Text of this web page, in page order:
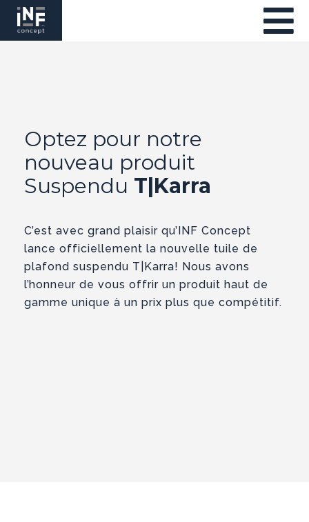
Optez pour notre
nouveau produit
Suspendu T|Karra
C’est avec grand plaisir qu’INF Concept
lance officiellement la nouvelle tuile de
plafond suspendu T|Karra! Nous avons
l’honneur de vous offrir un produit haut de
gamme unique à un prix plus que compétitif.